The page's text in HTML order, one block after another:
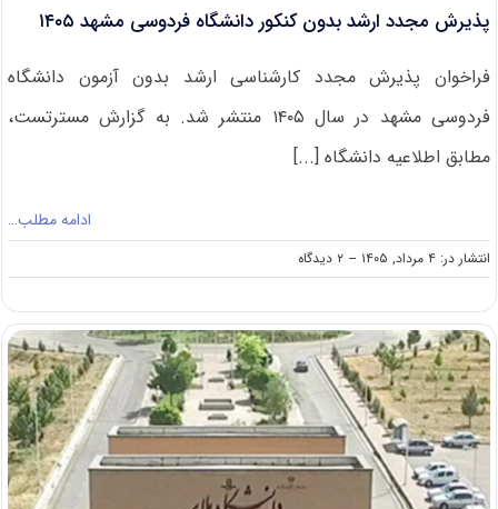
پذیرش مجدد ارشد بدون کنکور دانشگاه فردوسی مشهد ۱۴۰۵
فراخوان پذیرش مجدد کارشناسی ارشد بدون آزمون دانشگاه
فردوسی مشهد در سال ۱۴۰۵ منتشر شد. به گزارش مسترتست،
مطابق اطلاعیه دانشگاه [...]
ادامه مطلب…
انتشار در: ۴ مرداد, ۱۴۰۵ -- ۲ دیدگاه
on
پذیرش
ارشد
بدون
کنکور
دانشگاه
فردوسی
مشهد